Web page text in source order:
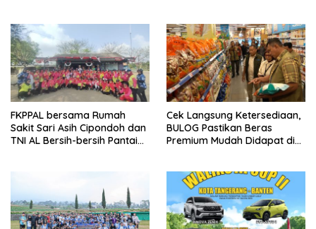
FKPPAL bersama Rumah
Sakit Sari Asih Cipondoh dan
TNI AL Bersih-bersih Pantai
Cek Langsung Ketersediaan,
BULOG Pastikan Beras
Premium Mudah Didapat di